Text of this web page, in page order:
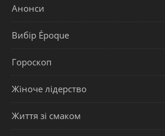
Анонси
Вибір Époque
Гороскоп
Жіноче лідерство
Життя зі смаком